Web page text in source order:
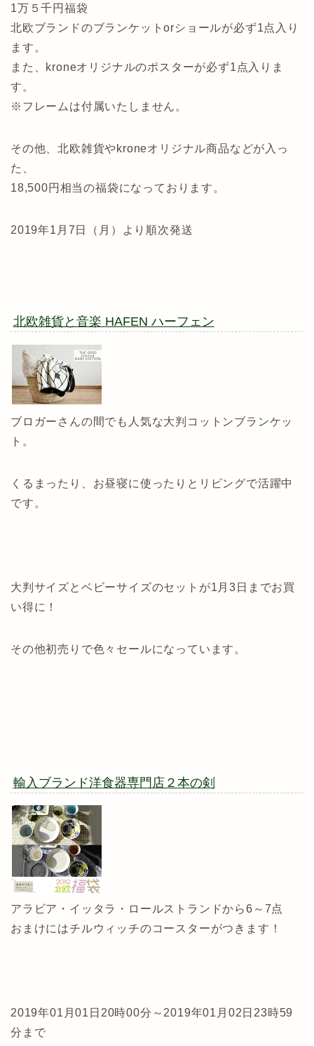
1万５千円福袋
北欧ブランドのブランケットorショールが必ず1点入り
ます。
また、kroneオリジナルのポスターが必ず1点入りま
す。
※フレームは付属いたしません。
その他、北欧雑貨やkroneオリジナル商品などが入っ
た、
18,500円相当の福袋になっております。
2019年1月7日（月）より順次発送
北欧雑貨と音楽 HAFEN ハーフェン
ブロガーさんの間でも人気な大判コットンブランケッ
ト。
くるまったり、お昼寝に使ったりとリビングで活躍中
です。
大判サイズとベビーサイズのセットが1月3日までお買
い得に！
その他初売りで色々セールになっています。
輸入ブランド洋食器専門店２本の剣
アラビア・イッタラ・ロールストランドから6～7点
おまけにはチルウィッチのコースターがつきます！
2019年01月01日20時00分～2019年01月02日23時59
分まで